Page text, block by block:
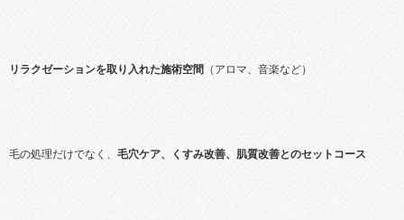
リラクゼーションを取り入れた施術空間 （アロマ、音楽など）
毛の処理だけでなく、 毛穴ケア、くすみ改善、肌質改善とのセットコース